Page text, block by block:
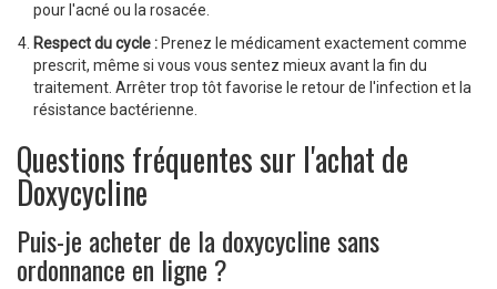
pour l'acné ou la rosacée.
Respect du cycle : Prenez le médicament exactement comme
prescrit, même si vous vous sentez mieux avant la fin du
traitement. Arrêter trop tôt favorise le retour de l'infection et la
résistance bactérienne.
Questions fréquentes sur l'achat de
Doxycycline
Puis-je acheter de la doxycycline sans
ordonnance en ligne ?